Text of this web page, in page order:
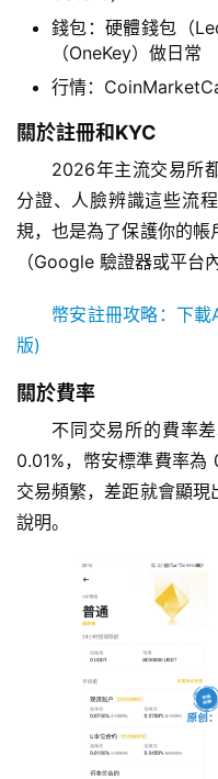
錢包：硬體錢包（
（OneKey）做日常
行情：
關於註冊和KYC
2026年主流交易所
分證、人臉辨識這些流
規，也是為了保護你的
（Google 驗證器或平台
幣安註冊攻略：下
版)
關於費率
不同交易所的費率
0.01%，幣安標準費率為
交易頻繁，差距就會顯
說明。